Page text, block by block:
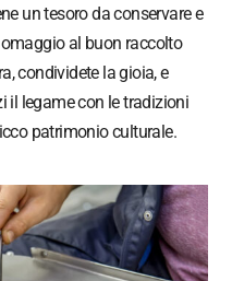
un tesoro da conservare e
al buon raccolto
condividete la gioia, e
il legame con le tradizioni
patrimonio culturale.